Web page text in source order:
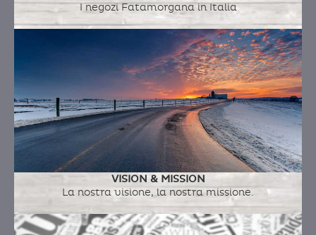
I negozi Fatamorgana in Italia
VISION & MISSION
La nostra visione, la nostra missione.